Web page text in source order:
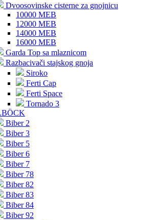
Dvoosovinske cisterne za gnojnicu
10000 MEB
12000 MEB
14000 MEB
16000 MEB
Garda Top sa mlaznicom
Razbacivači stajskog gnoja
Siroko
Ferti Cap
Ferti Space
Tornado 3
Biber 2
Biber 3
Biber 5
Biber 6
Biber 7
Biber 78
Biber 82
Biber 83
Biber 84
Biber 92